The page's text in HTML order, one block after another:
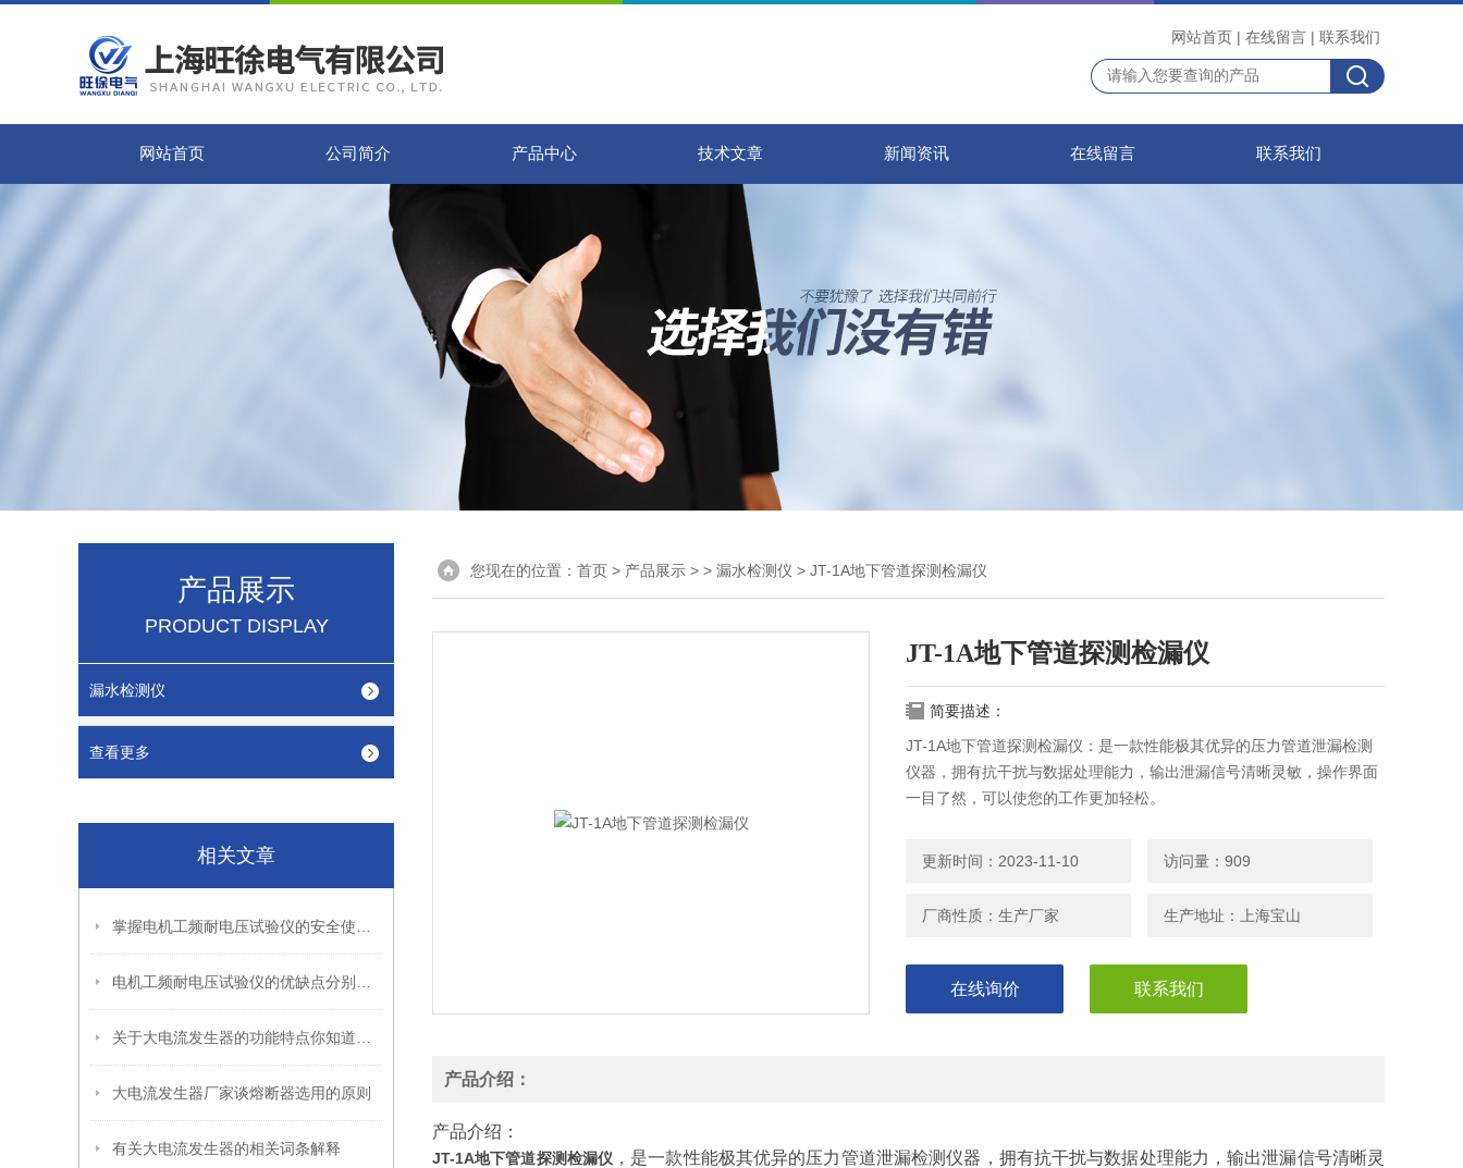
网站首页 | 在线留言 | 联系我们
网站首页 公司简介 产品中心 技术文章 新闻资讯 在线留言 联系我们
产品展示
PRODUCT DISPLAY
漏水检测仪
查看更多
相关文章
大电流发生器厂家谈熔断器选用的原则
有关大电流发生器的相关词条解释
您现在的位置： 首页 > 产品展示 > > 漏水检测仪 > JT-1A地下管道探测检漏仪
JT-1A地下管道探测检漏仪
简要描述：
JT-1A地下管道探测检漏仪：是一款性能极其优异的压力管道泄漏检测
仪器，拥有抗干扰与数据处理能力，输出泄漏信号清晰灵敏，操作界面
一目了然，可以使您的工作更加轻松。
更新时间：2023-11-10 访问量：909
厂商性质：生产厂家 生产地址：上海宝山
在线询价 联系我们
产品介绍：
产品介绍：
JT-1A地下管道探测检漏仪 ，是一款性能极其优异的压力管道泄漏检测仪器，拥有抗干扰与数据处理能力，输出泄漏信号清晰灵